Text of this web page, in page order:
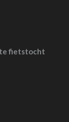
fietstocht